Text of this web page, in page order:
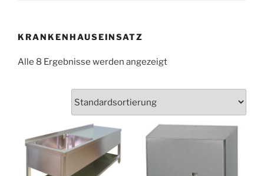
KRANKENHAUSEINSATZ
Alle 8 Ergebnisse werden angezeigt